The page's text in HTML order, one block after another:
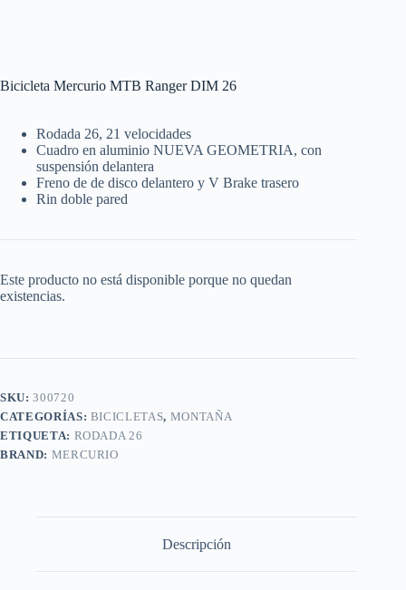
Bicicleta Mercurio MTB Ranger DIM 26
Rodada 26, 21 velocidades
Cuadro en aluminio NUEVA GEOMETRIA, con
suspensión delantera
Freno de de disco delantero y V Brake trasero
Rin doble pared
Este producto no está disponible porque no quedan
existencias.
SKU:300720
CATEGORÍAS: BICICLETAS, MONTAÑA
ETIQUETA: RODADA 26
BRAND: MERCURIO
Descripción